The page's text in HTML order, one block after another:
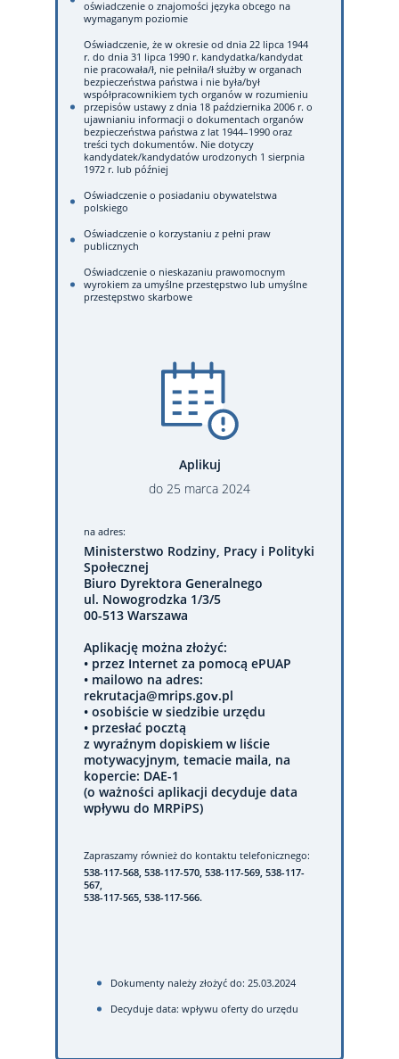
oświadczenie o znajomości języka obcego na
wymaganym poziomie
Oświadczenie, że w okresie od dnia 22 lipca 1944
r. do dnia 31 lipca 1990 r. kandydatka/kandydat
nie pracowała/ł, nie pełniła/ł służby w organach
bezpieczeństwa państwa i nie była/był
współpracownikiem tych organów w rozumieniu
przepisów ustawy z dnia 18 października 2006 r. o
ujawnianiu informacji o dokumentach organów
bezpieczeństwa państwa z lat 1944–1990 oraz
treści tych dokumentów. Nie dotyczy
kandydatek/kandydatów urodzonych 1 sierpnia
1972 r. lub później
Oświadczenie o posiadaniu obywatelstwa
polskiego
Oświadczenie o korzystaniu z pełni praw
publicznych
Oświadczenie o nieskazaniu prawomocnym
wyrokiem za umyślne przestępstwo lub umyślne
przestępstwo skarbowe
Aplikuj
do 25 marca 2024
na adres:
Ministerstwo Rodziny, Pracy i Polityki
Społecznej
Biuro Dyrektora Generalnego
ul. Nowogrodzka 1/3/5
00-513 Warszawa
Aplikację można złożyć:
• przez Internet za pomocą ePUAP
• mailowo na adres:
rekrutacja@mrips.gov.pl
• osobiście w siedzibie urzędu
• przesłać pocztą
z wyraźnym dopiskiem w liście
motywacyjnym, temacie maila, na
kopercie: DAE-1
(o ważności aplikacji decyduje data
wpływu do MRPiPS)
Zapraszamy również do kontaktu telefonicznego:
538-117-568, 538-117-570, 538-117-569, 538-117-
567,
538-117-565, 538-117-566.
Dokumenty należy złożyć do: 25.03.2024
Decyduje data: wpływu oferty do urzędu